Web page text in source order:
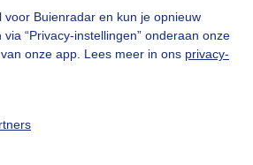
voor Buienradar en kun je opnieuw
“Privacy-instellingen” onderaan onze
onze app. Lees meer in ons privacy-